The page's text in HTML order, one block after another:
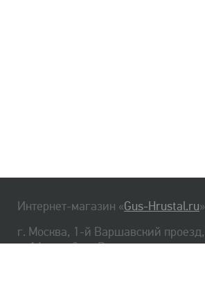
Интернет-магазин «Gus-Hrustal.ru»
г. Москва, 1-й Варшавский проезд,
д. 1А, стр. 3, м. Варшавская